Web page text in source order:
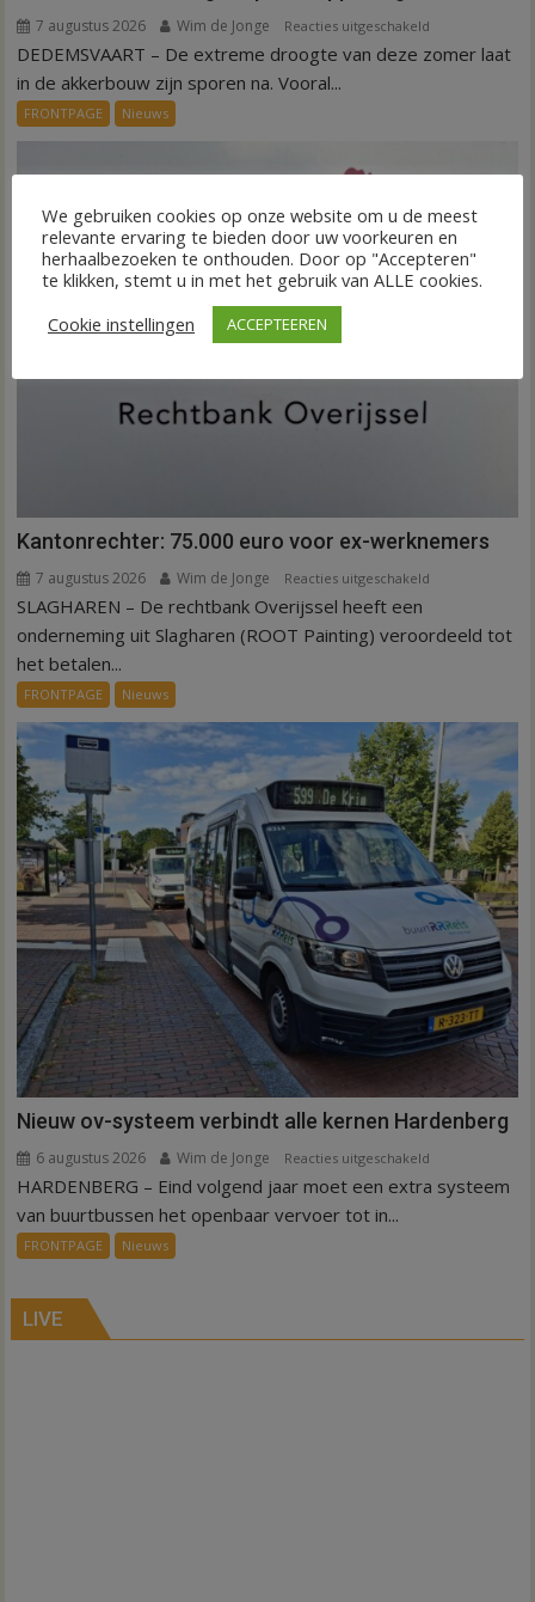
7 augustus 2026 Wim de Jonge Reacties uitgeschakeld
VIDEO
DEDEMSVAART – De extreme droogte van deze zomer laat
in de akkerbouw zijn sporen na. Vooral...
FRONTPAGE Nieuws
Kantonrechter: 75.000 euro voor ex-werknemers
7 augustus 2026 Wim de Jonge Reacties uitgeschakeld
75.000
werknemers
SLAGHAREN – De rechtbank Overijssel heeft een
onderneming uit Slagharen (ROOT Painting) veroordeeld tot
het betalen...
FRONTPAGE Nieuws
Nieuw ov-systeem verbindt alle kernen Hardenberg
6 augustus 2026 Wim de Jonge Reacties uitgeschakeld
Nieuw
Hardenberg
HARDENBERG – Eind volgend jaar moet een extra systeem
van buurtbussen het openbaar vervoer tot in...
FRONTPAGE Nieuws
LIVE
We gebruiken cookies op onze website om u de meest
relevante ervaring te bieden door uw voorkeuren en
herhaalbezoeken te onthouden. Door op "Accepteren"
te klikken, stemt u in met het gebruik van ALLE cookies.
Cookie instellingen
ACCEPTEEREN